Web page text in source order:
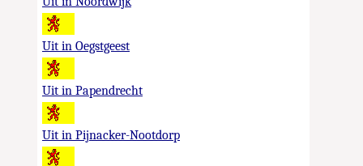
Uit in Oegstgeest
Uit in Papendrecht
Uit in Pijnacker-Nootdorp